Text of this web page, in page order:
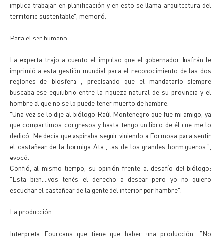
implica trabajar en planificación y en esto se llama arquitectura del
territorio sustentable", memoró.
Para el ser humano
La experta trajo a cuento el impulso que el gobernador Insfrán le
imprimió a esta gestión mundial para el reconocimiento de las dos
regiones de biosfera , precisando que el mandatario siempre
buscaba ese equilibrio entre la riqueza natural de su provincia y el
hombre al que no se lo puede tener muerto de hambre.
"Una vez se lo dije al biólogo Raúl Montenegro que fue mi amigo, ya
que compartimos congresos y hasta tengo un libro de él que me lo
dedicó. Me decía que aspiraba seguir viniendo a Formosa para sentir
el castañear de la hormiga Ata , las de los grandes hormigueros.",
evocó.
Confió, al mismo tiempo, su opinión frente al desafío del biólogo:
"Esta bien....vos tenés el derecho a desear pero yo no quiero
escuchar el castañear de la gente del interior por hambre".
La producción
Interpreta Fourcans que tiene que haber una producción: "No